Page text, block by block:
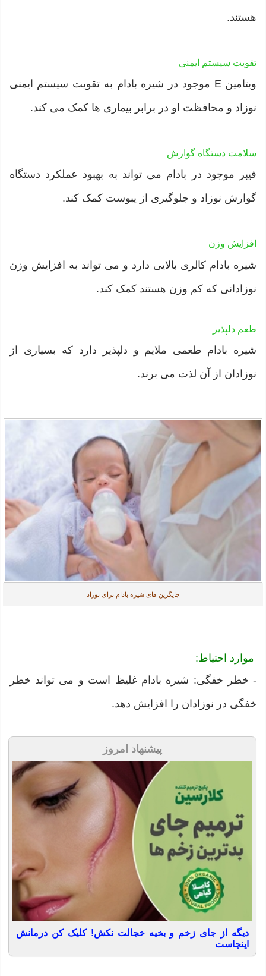
هستند.
تقویت سیستم ایمنی
ویتامین E موجود در شیره بادام به تقویت سیستم ایمنی
نوزاد و محافظت او در برابر بیماری ها کمک می کند.
سلامت دستگاه گوارش
فیبر موجود در بادام می تواند به بهبود عملکرد دستگاه
گوارش نوزاد و جلوگیری از یبوست کمک کند.
افزایش وزن
شیره بادام کالری بالایی دارد و می تواند به افزایش وزن
نوزادانی که کم وزن هستند کمک کند.
طعم دلپذیر
شیره بادام طعمی ملایم و دلپذیر دارد که بسیاری از
نوزادان از آن لذت می برند.
جایگزین های شیره بادام برای نوزاد
موارد احتیاط:
- خطر خفگی: شیره بادام غلیظ است و می تواند خطر
خفگی در نوزادان را افزایش دهد.
پیشنهاد امروز
دیگه از جای زخم و بخیه خجالت نکش! کلیک کن درمانش
اینجاست